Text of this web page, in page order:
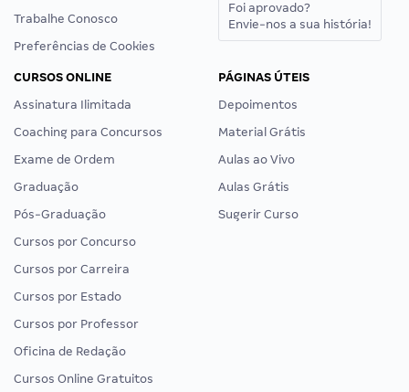
Trabalhe Conosco
Preferências de Cookies
Foi aprovado?
Envie-nos a sua história!
CURSOS ONLINE
Assinatura Ilimitada
Coaching para Concursos
Exame de Ordem
Graduação
Pós-Graduação
Cursos por Concurso
Cursos por Carreira
Cursos por Estado
Cursos por Professor
Oficina de Redação
Cursos Online Gratuitos
PÁGINAS ÚTEIS
Depoimentos
Material Grátis
Aulas ao Vivo
Aulas Grátis
Sugerir Curso